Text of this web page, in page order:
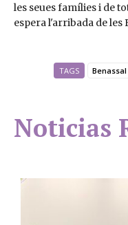
les seues famílies i de
espera l'arribada de les
TAGS Benassal
Noticias